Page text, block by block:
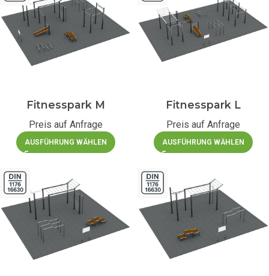
Fitnesspark M
Preis auf Anfrage
AUSFÜHRUNG WÄHLEN
Fitnesspark L
Preis auf Anfrage
AUSFÜHRUNG WÄHLEN